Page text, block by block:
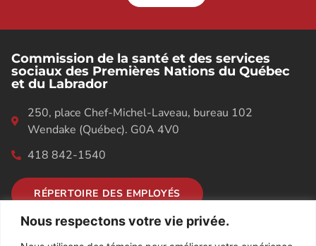
Nous respectons votre vie privée.
Commission de la santé et des services
sociaux des Premières Nations du Québec
et du Labrador
250, place Chef-Michel-Laveau, bureau 102
Wendake (Québec). G0A 4V0
418 842-1540
RÉPERTOIRE DES EMPLOYÉS